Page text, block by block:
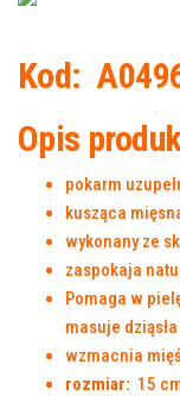
Kod:
Opis
pokarm
kusząca
wykonany ze
zaspokaja
Pomaga w
masuje dziąsła
wzmacnia
rozmiar: 15